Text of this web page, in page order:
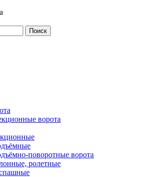
Поиск
поворотные ворота
ролетные